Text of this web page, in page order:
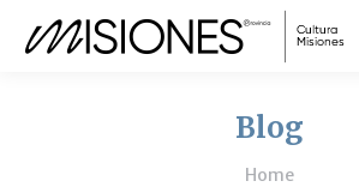
Blog
You are here:
Home